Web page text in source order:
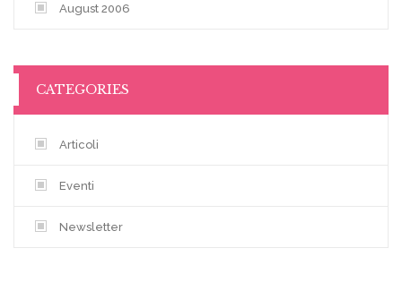
August 2006
CATEGORIES
Articoli
Eventi
Newsletter